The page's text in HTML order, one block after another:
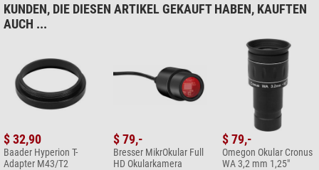
KUNDEN, DIE DIESEN ARTIKEL GEKAUFT HABEN, KAUFTEN
AUCH ...
$ 32,90
Baader Hyperion T-
Adapter M43/T2
$ 79,-
Bresser MikrOkular Full
HD Okularkamera
$ 79,-
Omegon Okular Cronus
WA 3,2 mm 1,25"